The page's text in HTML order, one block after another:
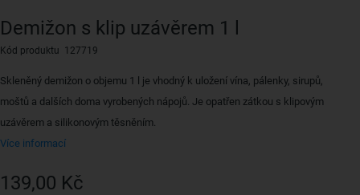
Demižon s klip uzávěrem 1 l
Kód produktu 127719
Skleněný demižon o objemu 1 l je vhodný k uložení vína, pálenky, sirupů,
moštů a dalších doma vyrobených nápojů. Je opatřen zátkou s klipovým
uzávěrem a silikonovým těsněním.
Více informací
139,00 Kč